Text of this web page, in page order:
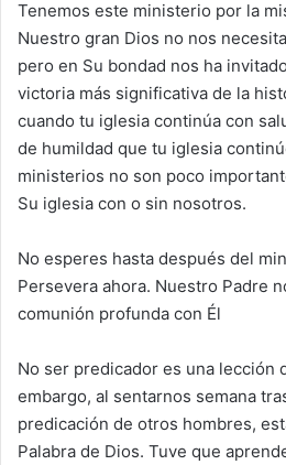
Tenemos este ministerio por la
Nuestro gran Dios no nos
pero en Su bondad nos ha
victoria más significativa de la
cuando tu iglesia continúa con
de humildad que tu iglesia
ministerios no son poco
Su iglesia con o sin nosotros.
No esperes hasta después del
Persevera ahora. Nuestro Padre
comunión profunda con Él
No ser predicador es una lección
embargo, al sentarnos semana
predicación de otros hombres,
Palabra de Dios. Tuve que